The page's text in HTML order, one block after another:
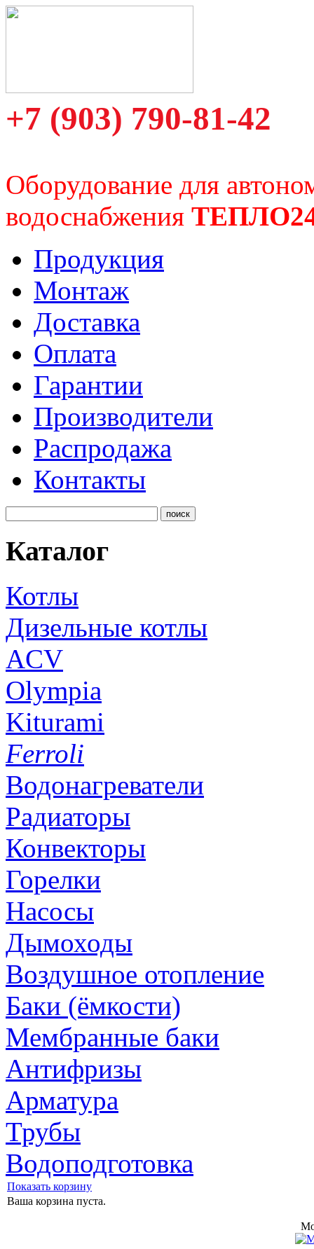
+7 (903) 790-81-42
Оборудование для
водоснабжения
Продукция
Монтаж
Доставка
Оплата
Гарантии
Производители
Распродажа
Контакты
Каталог
Котлы
Дизельные котлы
ACV
Olympia
Kiturami
Ferroli
Водонагреватели
Радиаторы
Конвекторы
Горелки
Насосы
Дымоходы
Воздушное отопление
Баки (ёмкости)
Мембранные баки
Антифризы
Арматура
Трубы
Водоподготовка
Показать корзину
Ваша корзина пуста.